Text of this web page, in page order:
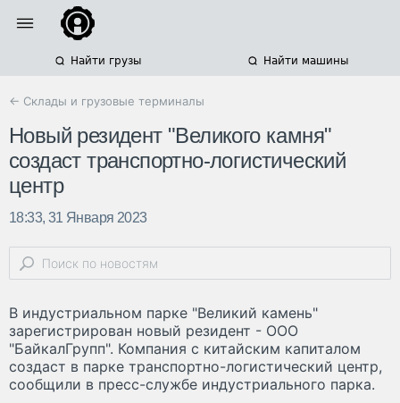
Найти грузы Найти машины
← Склады и грузовые терминалы
Новый резидент "Великого камня"
создаст транспортно-логистический
центр
18:33, 31 Января 2023
В индустриальном парке "Великий камень"
зарегистрирован новый резидент - ООО
"БайкалГрупп". Компания с китайским капиталом
создаст в парке транспортно-логистический центр,
сообщили в пресс-службе индустриального парка.